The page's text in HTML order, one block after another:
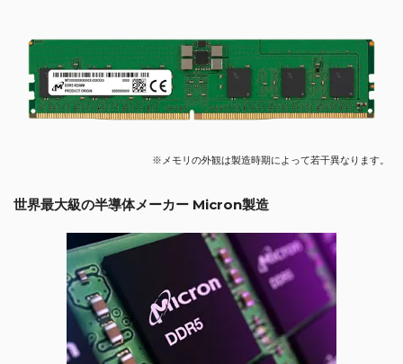
※メモリの外観は製造時期によって若干異なります。
世界最大級の半導体メーカー Micron製造